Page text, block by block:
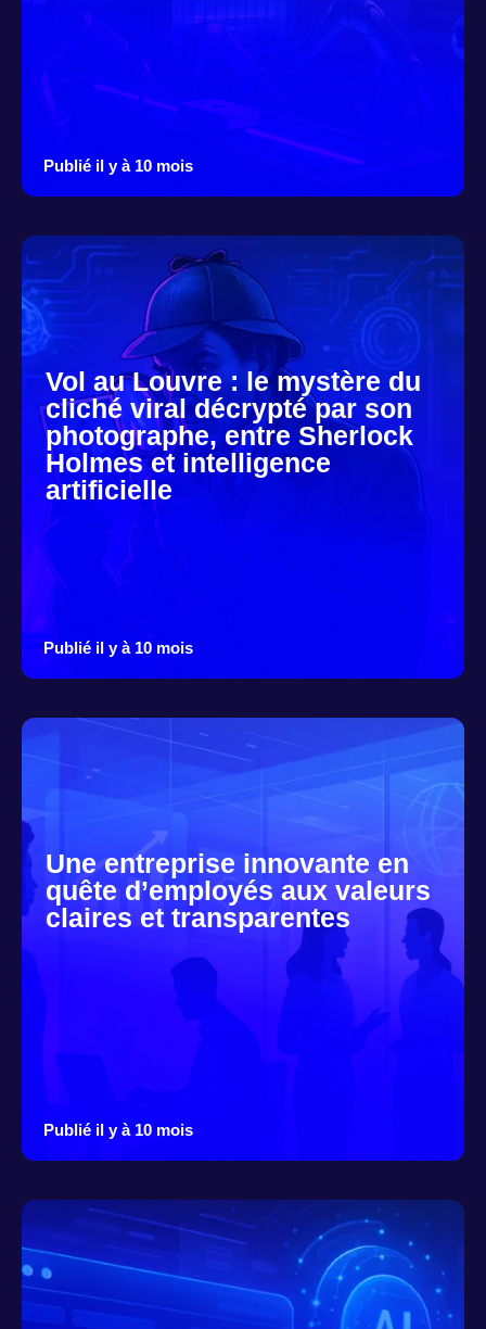
Publié il y à 10 mois
Vol au Louvre : le mystère du
cliché viral décrypté par son
photographe, entre Sherlock
Holmes et intelligence
artificielle
Publié il y à 10 mois
Une entreprise innovante en
quête d’employés aux valeurs
claires et transparentes
Publié il y à 10 mois